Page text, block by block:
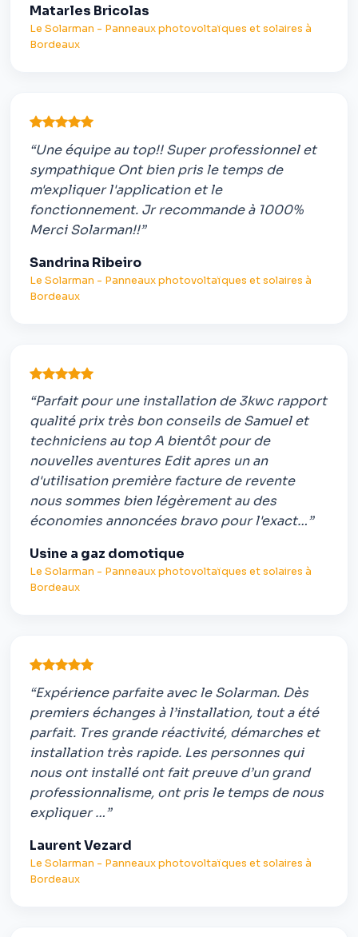
Matarles Bricolas
Le Solarman - Panneaux photovoltaïques et solaires à
Bordeaux
“Une équipe au top!! Super professionnel et
sympathique Ont bien pris le temps de
m'expliquer l'application et le
fonctionnement. Jr recommande à 1000%
Merci Solarman!!”
Sandrina Ribeiro
Le Solarman - Panneaux photovoltaïques et solaires à
Bordeaux
“Parfait pour une installation de 3kwc rapport
qualité prix très bon conseils de Samuel et
techniciens au top A bientôt pour de
nouvelles aventures Edit apres un an
d'utilisation première facture de revente
nous sommes bien légèrement au des
économies annoncées bravo pour l'exact…”
Usine a gaz domotique
Le Solarman - Panneaux photovoltaïques et solaires à
Bordeaux
“Expérience parfaite avec le Solarman. Dès
premiers échanges à l’installation, tout a été
parfait. Tres grande réactivité, démarches et
installation très rapide. Les personnes qui
nous ont installé ont fait preuve d’un grand
professionnalisme, ont pris le temps de nous
expliquer …”
Laurent Vezard
Le Solarman - Panneaux photovoltaïques et solaires à
Bordeaux